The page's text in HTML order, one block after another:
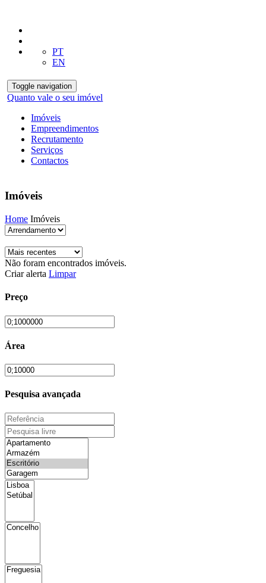
PT
EN
Toggle navigation
Quanto vale o seu imóvel
Imóveis
Empreendimentos
Recrutamento
Serviços
Contactos
Imóveis
Home Imóveis
Não foram encontrados imóveis.
Criar alerta Limpar
Preço
Área
Pesquisa avançada